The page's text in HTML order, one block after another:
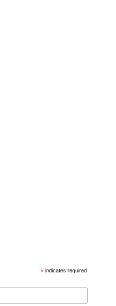
* indicates required